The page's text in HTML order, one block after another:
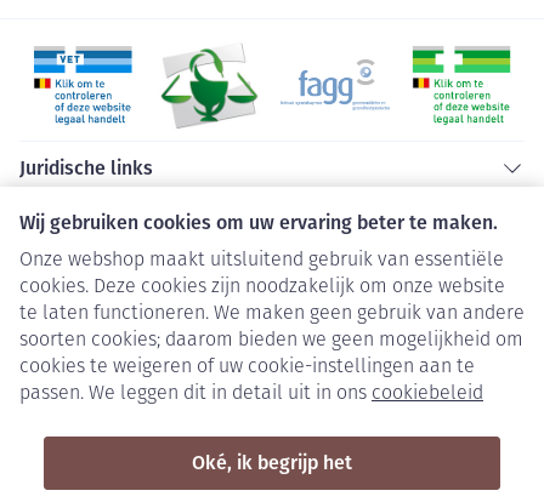
Wij gebruiken cookies om uw ervaring beter te maken.
Onze webshop maakt uitsluitend gebruik van essentiële
cookies. Deze cookies zijn noodzakelijk om onze website
te laten functioneren. We maken geen gebruik van andere
soorten cookies; daarom bieden we geen mogelijkheid om
cookies te weigeren of uw cookie-instellingen aan te
passen. We leggen dit in detail uit in ons cookiebeleid
Oké, ik begrijp het
Juridische links